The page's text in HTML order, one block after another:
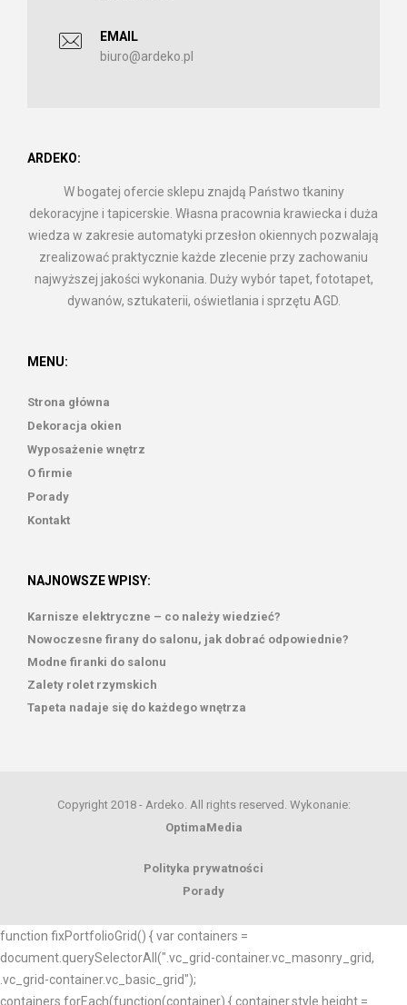
EMAIL
biuro@ardeko.pl
ARDEKO:
W bogatej ofercie sklepu znajdą Państwo tkaniny
dekoracyjne i tapicerskie. Własna pracownia krawiecka i duża
wiedza w zakresie automatyki przesłon okiennych pozwalają
zrealizować praktycznie każde zlecenie przy zachowaniu
najwyższej jakości wykonania. Duży wybór tapet, fototapet,
dywanów, sztukaterii, oświetlania i sprzętu AGD.
MENU:
Strona główna
Dekoracja okien
Wyposażenie wnętrz
O firmie
Porady
Kontakt
NAJNOWSZE WPISY:
Karnisze elektryczne – co należy wiedzieć?
Nowoczesne firany do salonu, jak dobrać odpowiednie?
Modne firanki do salonu
Zalety rolet rzymskich
Tapeta nadaje się do każdego wnętrza
Copyright 2018 - Ardeko. All rights reserved. Wykonanie:
OptimaMedia
Polityka prywatności
Porady
function fixPortfolioGrid() { var containers =
document.querySelectorAll(".vc_grid-container.vc_masonry_grid,
.vc_grid-container.vc_basic_grid");
containers.forEach(function(container) { container.style.height =